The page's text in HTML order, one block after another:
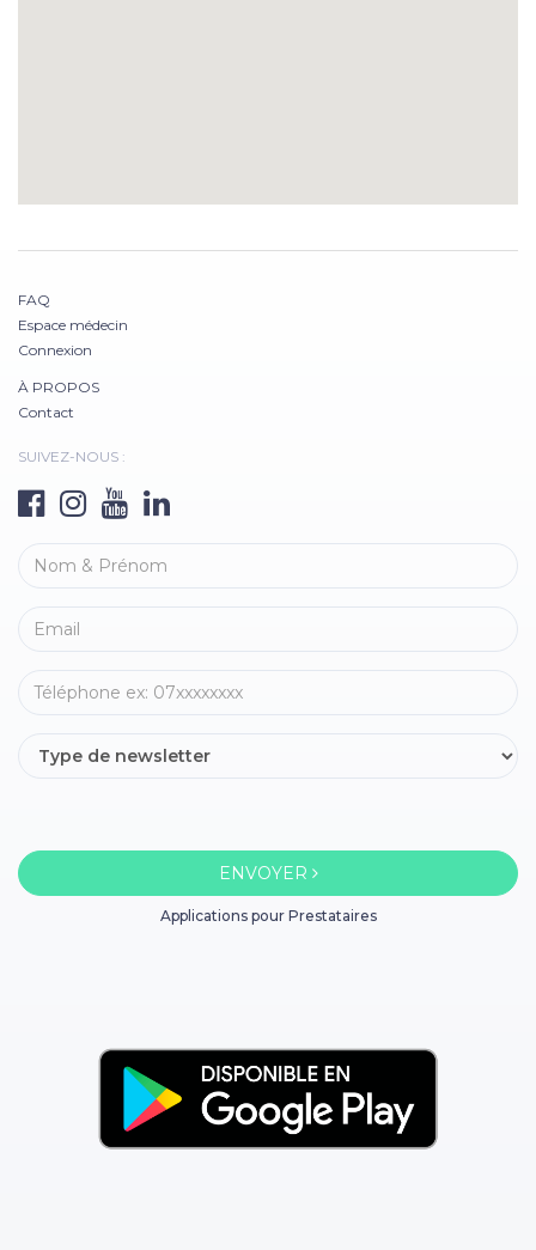
FAQ
Espace médecin
Connexion
À PROPOS
Contact
SUIVEZ-NOUS :
ENVOYER
Applications pour Prestataires